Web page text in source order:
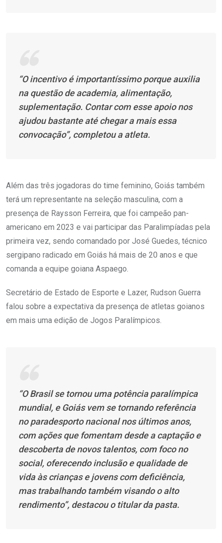
“O incentivo é importantíssimo porque auxilia
na questão de academia, alimentação,
suplementação. Contar com esse apoio nos
ajudou bastante até chegar a mais essa
convocação”, completou a atleta.
Além das três jogadoras do time feminino, Goiás também
terá um representante na seleção masculina, com a
presença de Raysson Ferreira, que foi campeão pan-
americano em 2023 e vai participar das Paralimpíadas pela
primeira vez, sendo comandado por José Guedes, técnico
sergipano radicado em Goiás há mais de 20 anos e que
comanda a equipe goiana Aspaego.
Secretário de Estado de Esporte e Lazer, Rudson Guerra
falou sobre a expectativa da presença de atletas goianos
em mais uma edição de Jogos Paralímpicos.
“O Brasil se tornou uma potência paralímpica
mundial, e Goiás vem se tornando referência
no paradesporto nacional nos últimos anos,
com ações que fomentam desde a captação e
descoberta de novos talentos, com foco no
social, oferecendo inclusão e qualidade de
vida às crianças e jovens com deficiência,
mas trabalhando também visando o alto
rendimento”, destacou o titular da pasta.